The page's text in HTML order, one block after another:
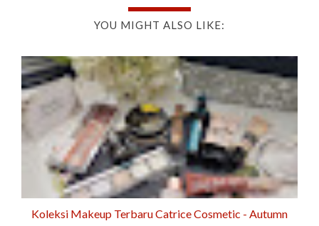
YOU MIGHT ALSO LIKE:
Koleksi Makeup Terbaru Catrice Cosmetic - Autumn